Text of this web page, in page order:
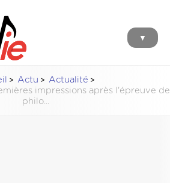
▼
Actu
Actualité
impressions après l'épreuve de
philo...